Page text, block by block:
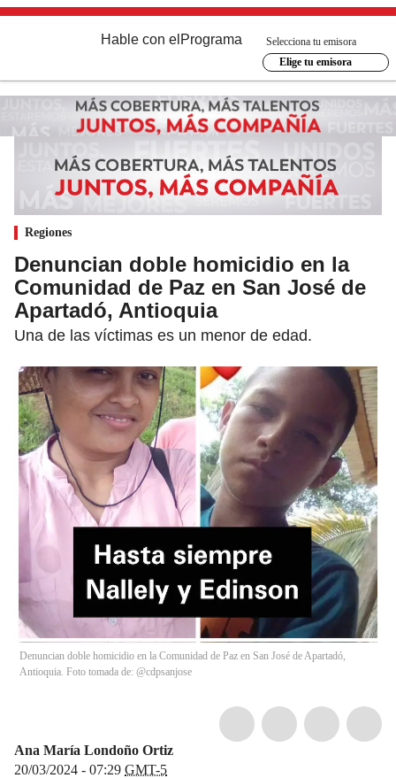
Hable con el Programa
Selecciona tu emisora
Elige tu emisora
Regiones
Denuncian doble homicidio en la
Comunidad de Paz en San José de
Apartadó, Antioquia
Una de las víctimas es un menor de edad.
Denuncian doble homicidio en la Comunidad de Paz en San José de Apartadó,
Antioquia. Foto tomada de: @cdpsanjose
Ana María Londoño Ortiz
20/03/2024 - 07:29 GMT-5